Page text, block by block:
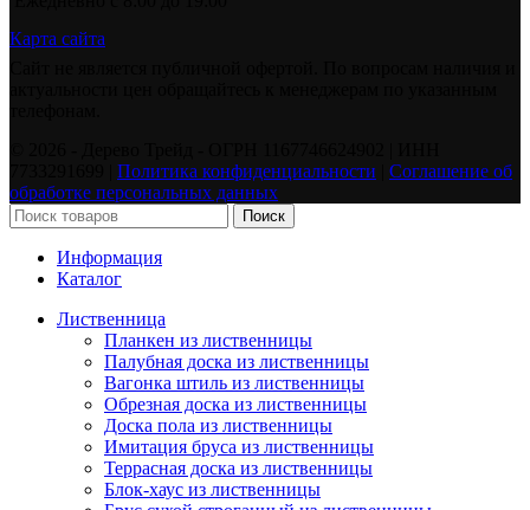
Карта сайта
Политика конфиденциальности
Соглашение об
обработке персональных данных
Поиск
Информация
Каталог
Лиственница
Планкен из лиственницы
Палубная доска из лиственницы
Вагонка штиль из лиственницы
Обрезная доска из лиственницы
Доска пола из лиственницы
Имитация бруса из лиственницы
Террасная доска из лиственницы
Блок-хаус из лиственницы